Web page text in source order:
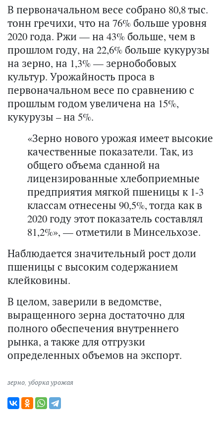
В первоначальном весе собрано 80,8 тыс.
тонн гречихи, что на 76% больше уровня
2020 года. Ржи — на 43% больше, чем в
прошлом году, на 22,6% больше кукурузы
на зерно, на 1,3% — зернобобовых
культур. Урожайность проса в
первоначальном весе по сравнению с
прошлым годом увеличена на 15%,
кукурузы – на 5%.
«Зерно нового урожая имеет высокие
качественные показатели. Так, из
общего объема сданной на
лицензированные хлебоприемные
предприятия мягкой пшеницы к 1-3
классам отнесены 90,5%, тогда как в
2020 году этот показатель составлял
81,2%», — отметили в Минсельхозе.
Наблюдается значительный рост доли
пшеницы с высоким содержанием
клейковины.
В целом, заверили в ведомстве,
выращенного зерна достаточно для
полного обеспечения внутреннего
рынка, а также для отгрузки
определенных объемов на экспорт.
зерно уборка урожая